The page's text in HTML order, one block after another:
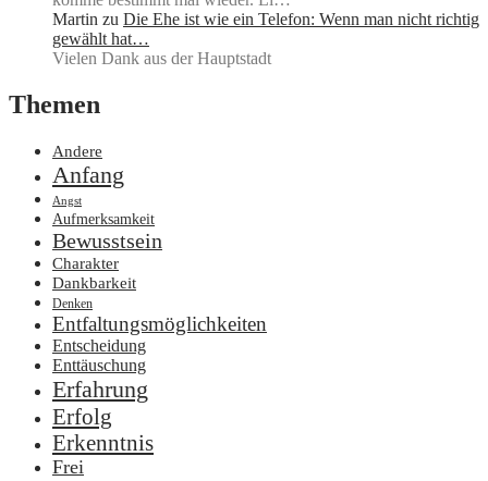
Martin zu Die Ehe ist wie ein Telefon: Wenn man nicht richtig
gewählt hat…
Vielen Dank aus der Hauptstadt
Themen
Andere
Anfang
Angst
Aufmerksamkeit
Bewusstsein
Charakter
Dankbarkeit
Denken
Entfaltungsmöglichkeiten
Entscheidung
Enttäuschung
Erfahrung
Erfolg
Erkenntnis
Frei